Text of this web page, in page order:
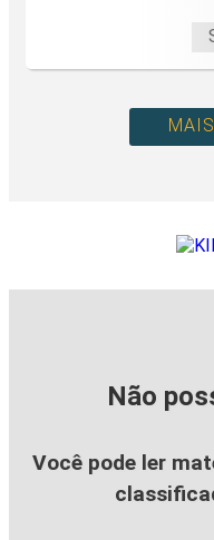
Não
Você pode ler